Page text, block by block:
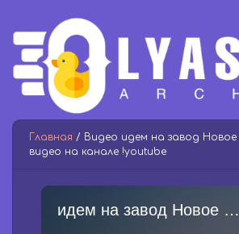
Главная / Видео идем на завод Новое
видео на канале !youtube
идем на завод Новое видео на канале !youtube